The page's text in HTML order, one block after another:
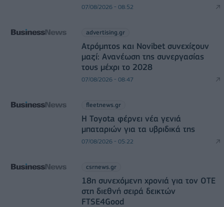
07/08/2026 - 08:52
advertising.gr
Ατρόμητος και Novibet συνεχίζουν
μαζί: Ανανέωση της συνεργασίας
τους μέχρι το 2028
07/08/2026 - 08:47
fleetnews.gr
Η Toyota φέρνει νέα γενιά
μπαταριών για τα υβριδικά της
07/08/2026 - 05:22
csrnews.gr
18η συνεχόμενη χρονιά για τον ΟΤΕ
στη διεθνή σειρά δεικτών
FTSE4Good